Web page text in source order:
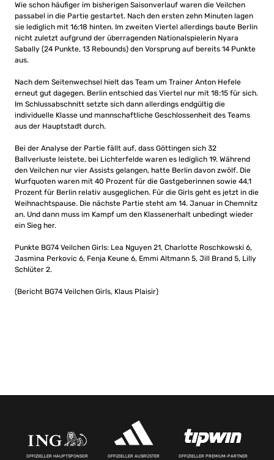
Wie schon häufiger im bisherigen Saisonverlauf waren die Veilchen
passabel in die Partie gestartet. Nach den ersten zehn Minuten lagen
sie lediglich mit 16:18 hinten. Im zweiten Viertel allerdings baute Berlin
nicht zuletzt aufgrund der überragenden Nationalspielerin Nyara
Sabally (24 Punkte, 13 Rebounds) den Vorsprung auf bereits 14 Punkte
aus.
Nach dem Seitenwechsel hielt das Team um Trainer Anton Hefele
erneut gut dagegen. Berlin entschied das Viertel nur mit 18:15 für sich.
Im Schlussabschnitt setzte sich dann allerdings endgültig die
individuelle Klasse und mannschaftliche Geschlossenheit des Teams
aus der Hauptstadt durch.
Bei der Analyse der Partie fällt auf, dass Göttingen sich 32
Ballverluste leistete, bei Lichterfelde waren es lediglich 19. Während
den Veilchen nur vier Assists gelangen, hatte Berlin davon zwölf. Die
Wurfquoten waren mit 40 Prozent für die Gastgeberinnen sowie 44,1
Prozent für Berlin relativ ausgeglichen. Für die Girls geht es jetzt in die
Weihnachtspause. Die nächste Partie steht am 14. Januar in Chemnitz
an. Und dann muss im Kampf um den Klassenerhalt unbedingt wieder
ein Sieg her.
Punkte BG74 Veilchen Girls: Lea Nguyen 21, Charlotte Roschkowski 6,
Jasmina Perkovic 6, Fenja Keune 6, Emmi Altmann 5, Jill Brand 5, Lilly
Schlüter 2.
(Bericht BG74 Veilchen Girls, Klaus Plaisir)
OFFIZIELLER HAUPTSPONSOR OFFIZIELLER AUSRÜSTER OFFIZIELLER PREMIUM-PARTNER